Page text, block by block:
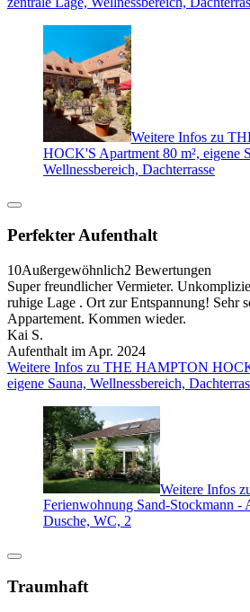
Weitere Infos zu
HOCK'S Apartment 80 m², eigene
Wellnessbereich, Dachterrasse
Perfekter Aufenthalt
10Außergewöhnlich2 Bewertungen
Super freundlicher Vermieter.
ruhige Lage . Ort zur Entspannung! Sehr
Appartement. Kommen wieder.
Kai S.
Aufenthalt im Apr. 2024
Weitere Infos zu THE HAMPTON
eigene Sauna, Wellnessbereich,
Weitere Infos
Ferienwohnung Sand-Stockmann -
Dusche, WC, 2
Traumhaft